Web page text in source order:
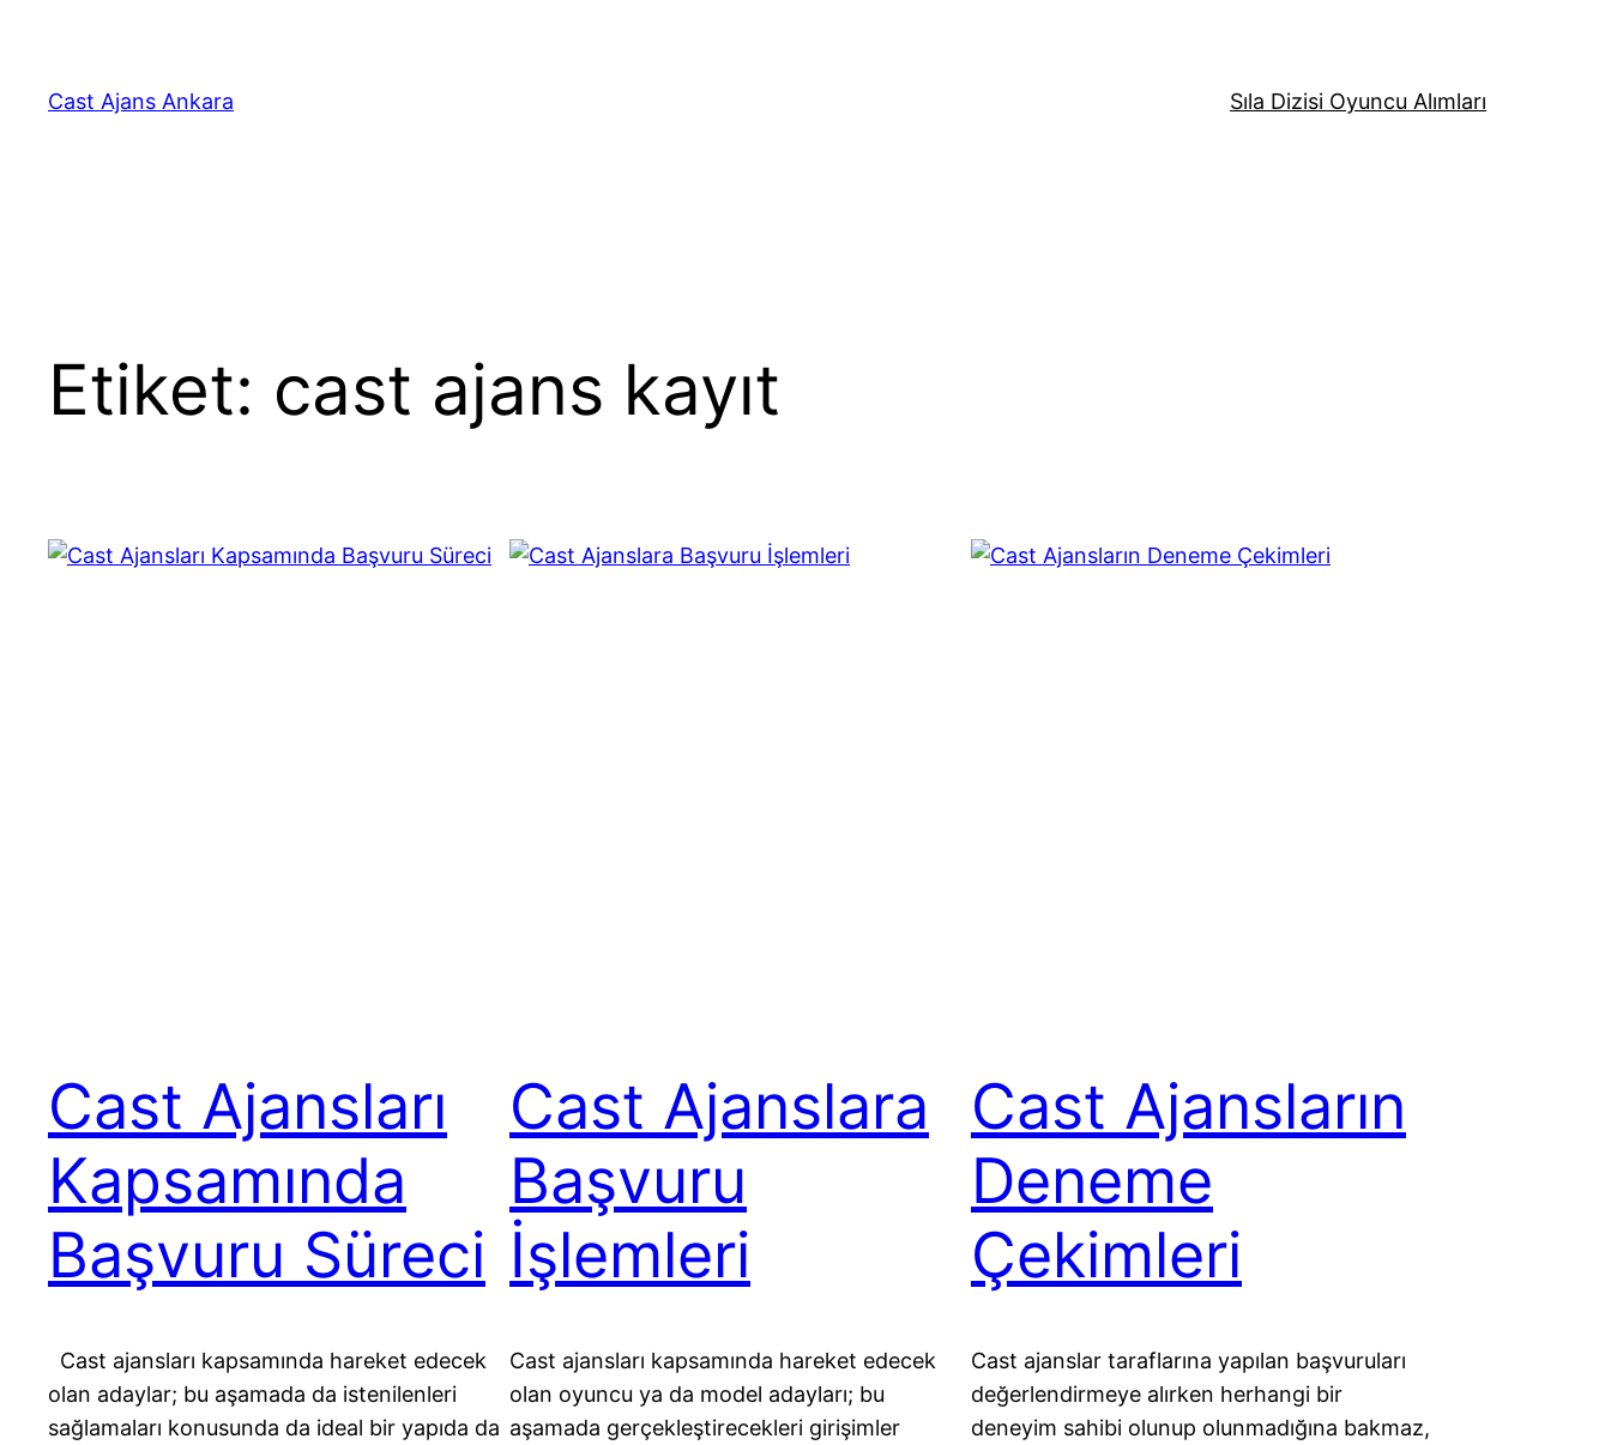
Cast Ajans Ankara
Sıla Dizisi Oyuncu Alımları
Etiket: cast ajans kayıt
Cast Ajansları
Kapsamında
Başvuru Süreci
Cast ajansları kapsamında hareket edecek
olan adaylar; bu aşamada da istenilenleri
sağlamaları konusunda da ideal bir yapıda da
Cast Ajanslara
Başvuru
İşlemleri
Cast ajansları kapsamında hareket edecek
olan oyuncu ya da model adayları; bu
aşamada gerçekleştirecekleri girişimler
Cast Ajansların
Deneme
Çekimleri
Cast ajanslar taraflarına yapılan başvuruları
değerlendirmeye alırken herhangi bir
deneyim sahibi olunup olunmadığına bakmaz,